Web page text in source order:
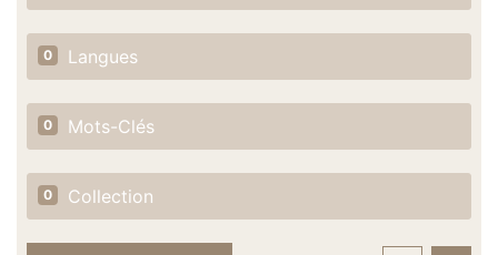
MÉDIATHÈQUE
NOUVEAUTÉS / À PARAÎTRE
0 Langues
0 Mots-Clés
0 Collection